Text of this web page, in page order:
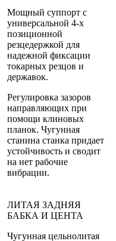
Мощный суппорт с
универсальной 4-х
позиционной
резцедержкой для
надежной фиксации
токарных резцов и
державок.
Регулировка зазоров
направляющих при
помощи клиновых
планок. Чугунная
станина станка придает
устойчивость и сводит
на нет рабочие
вибрации.
ЛИТАЯ ЗАДНЯЯ
БАБКА И ЦЕНТА
Чугунная цельнолитая